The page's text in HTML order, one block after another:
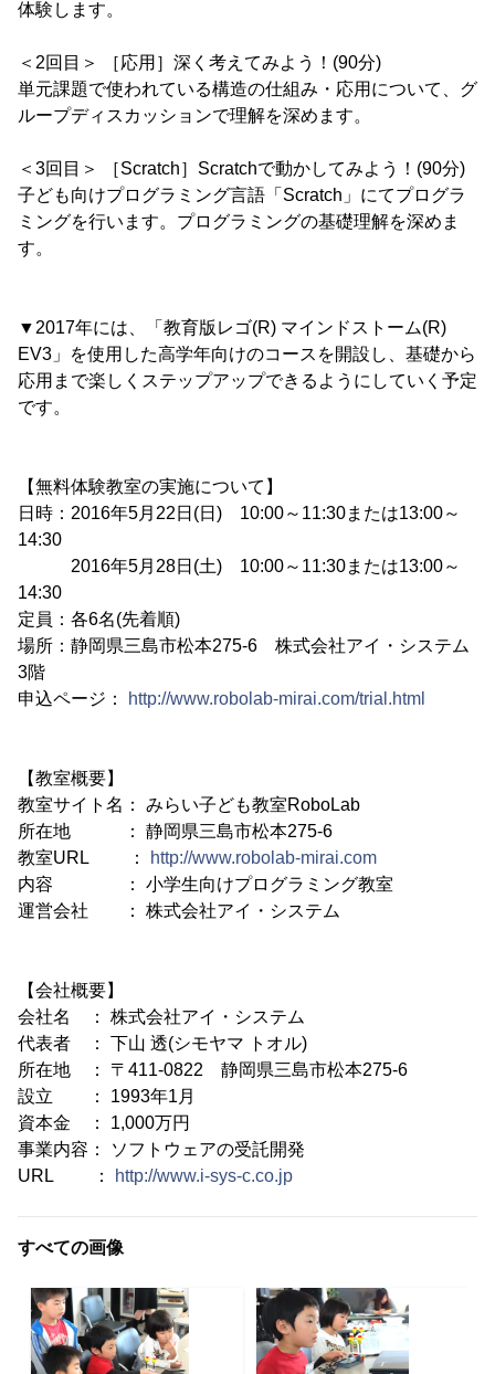
体験します。
＜2回目＞ ［応用］深く考えてみよう！(90分)
単元課題で使われている構造の仕組み・応用について、グ
ループディスカッションで理解を深めます。
＜3回目＞ ［Scratch］Scratchで動かしてみよう！(90分)
子ども向けプログラミング言語「Scratch」にてプログラ
ミングを行います。プログラミングの基礎理解を深めま
す。
▼2017年には、「教育版レゴ(R) マインドストーム(R)
EV3」を使用した高学年向けのコースを開設し、基礎から
応用まで楽しくステップアップできるようにしていく予定
です。
【無料体験教室の実施について】
日時：2016年5月22日(日) 10:00～11:30または13:00～
14:30
2016年5月28日(土) 10:00～11:30または13:00～
14:30
定員：各6名(先着順)
場所：静岡県三島市松本275-6 株式会社アイ・システム
3階
申込ページ：
http://www.robolab-mirai.com/trial.html
【教室概要】
教室サイト名： みらい子ども教室RoboLab
所在地 ： 静岡県三島市松本275-6
教室URL ：
http://www.robolab-mirai.com
内容 ： 小学生向けプログラミング教室
運営会社 ： 株式会社アイ・システム
【会社概要】
会社名 ： 株式会社アイ・システム
代表者 ： 下山 透(シモヤマ トオル)
所在地 ： 〒411-0822 静岡県三島市松本275-6
設立 ： 1993年1月
資本金 ： 1,000万円
事業内容： ソフトウェアの受託開発
URL ：
http://www.i-sys-c.co.jp
すべての画像